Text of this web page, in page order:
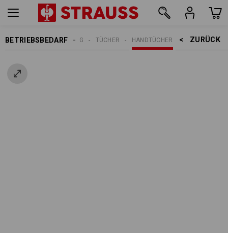
BETRIEBSBEDARF ZURÜCK    >
HANDTÜCHER
TÜCHER
REINIGUNG